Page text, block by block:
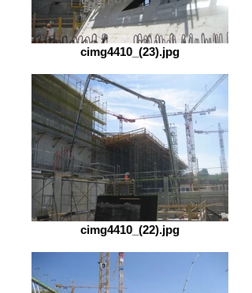
cimg4410_(23).jpg
cimg4410_(22).jpg